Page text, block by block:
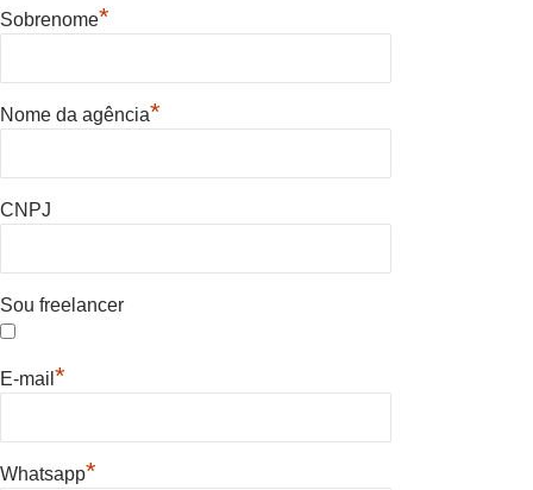
Sobrenome*
Nome da agência*
CNPJ
Sou freelancer
E-mail *
Whatsapp*